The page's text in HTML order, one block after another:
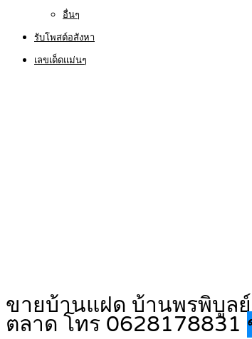
อื่นๆ
รับโพสต์อสังหา
เลขเด็ดแม่นๆ
ขายบ้านแฝด บ้านพรพิบูล
ตลาด โทร 0628178831